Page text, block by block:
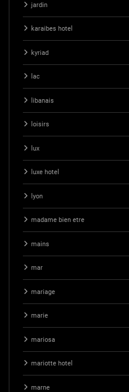
jardin
karaibes hotel
kyriad
lac
libanais
loisirs
lux
luxe hotel
lyon
madame bien etre
mains
mar
mariage
marie
mariosa
mariotte hotel
marne